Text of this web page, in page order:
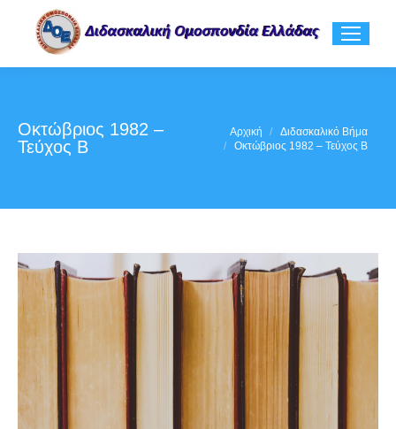
Οκτώβριος 1982 –
Τεύχος Β
You are here:Αρχική
Διδασκαλικό Βήμα
Οκτώβριος 1982 – Τεύχος Β